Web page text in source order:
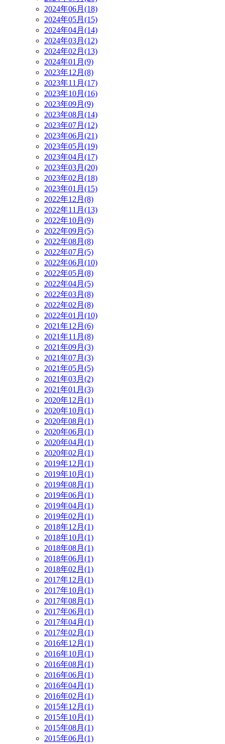
2024年06月(18)
2024年05月(15)
2024年04月(14)
2024年03月(12)
2024年02月(13)
2024年01月(9)
2023年12月(8)
2023年11月(17)
2023年10月(16)
2023年09月(9)
2023年08月(14)
2023年07月(12)
2023年06月(21)
2023年05月(19)
2023年04月(17)
2023年03月(20)
2023年02月(18)
2023年01月(15)
2022年12月(8)
2022年11月(13)
2022年10月(9)
2022年09月(5)
2022年08月(8)
2022年07月(5)
2022年06月(10)
2022年05月(8)
2022年04月(5)
2022年03月(8)
2022年02月(8)
2022年01月(10)
2021年12月(6)
2021年11月(8)
2021年09月(3)
2021年07月(3)
2021年05月(5)
2021年03月(2)
2021年01月(3)
2020年12月(1)
2020年10月(1)
2020年08月(1)
2020年06月(1)
2020年04月(1)
2020年02月(1)
2019年12月(1)
2019年10月(1)
2019年08月(1)
2019年06月(1)
2019年04月(1)
2019年02月(1)
2018年12月(1)
2018年10月(1)
2018年08月(1)
2018年06月(1)
2018年02月(1)
2017年12月(1)
2017年10月(1)
2017年08月(1)
2017年06月(1)
2017年04月(1)
2017年02月(1)
2016年12月(1)
2016年10月(1)
2016年08月(1)
2016年06月(1)
2016年04月(1)
2016年02月(1)
2015年12月(1)
2015年10月(1)
2015年08月(1)
2015年06月(1)